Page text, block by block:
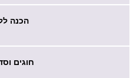
הכנה
חוגים